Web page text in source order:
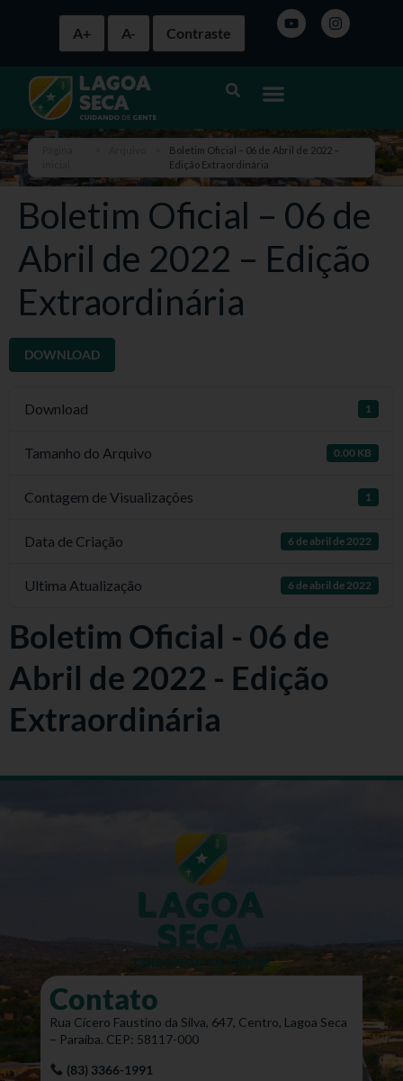
A+ A- Contraste
Boletim Oficial – 06 de Abril de 2022 –
Edição Extraordinária
Boletim Oficial – 06 de
Abril de 2022 – Edição
Extraordinária
DOWNLOAD
Download 1
Tamanho do Arquivo 0.00 KB
Contagem de Visualizações 1
Data de Criação 6 de abril de 2022
Ultima Atualização 6 de abril de 2022
Boletim Oficial - 06 de
Abril de 2022 - Edição
Extraordinária
Contato
Rua Cícero Faustino da Silva, 647, Centro, Lagoa Seca
– Paraíba. CEP: 58117-000
(83) 3366-1991